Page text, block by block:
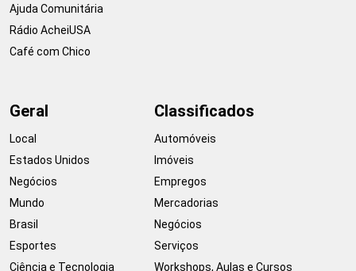
Ajuda Comunitária
Rádio AcheiUSA
Café com Chico
Geral
Local
Estados Unidos
Negócios
Mundo
Brasil
Esportes
Ciência e Tecnologia
Classificados
Automóveis
Imóveis
Empregos
Mercadorias
Negócios
Serviços
Workshops, Aulas e Cursos